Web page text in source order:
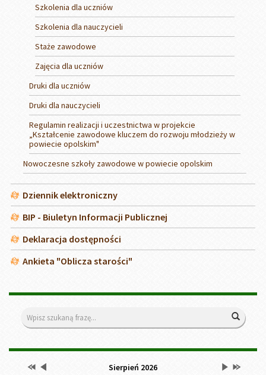
Szkolenia dla uczniów
Szkolenia dla nauczycieli
Staże zawodowe
Zajęcia dla uczniów
Druki dla uczniów
Druki dla nauczycieli
Regulamin realizacji i uczestnictwa w projekcie
„Kształcenie zawodowe kluczem do rozwoju młodzieży w
powiecie opolskim"
Nowoczesne szkoły zawodowe w powiecie opolskim
Dziennik elektroniczny
BIP - Biuletyn Informacji Publicznej
Deklaracja dostępności
Ankieta "Oblicza starości"
Wyszukiwarka
Kalendarz Lista
Sierpień 2026Brak
PrzestawPrzestaw Przestaw
Przestaw